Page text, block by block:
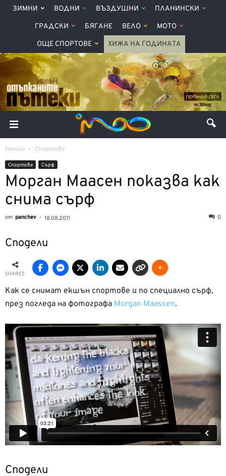
ЗИМНИ ВОДНИ ВЪЗДУШНИ ПЛАНИНСКИ
ГРАДСКИ БЯГАНЕ ВЕЛО МОТО
ОЩЕ СПОРТОВЕ ХИЖА НА ГОДИНАТА
Начало Спортове
Спортове Сърф
Морган Маасен показва как
снима сърф
от panchev - 18.08.2011 0
Сподели
SHARES
Как се снимат екшън спортове и по специално сърф,
през погледа на фотографа Мorgan Мaassen.
Сподели